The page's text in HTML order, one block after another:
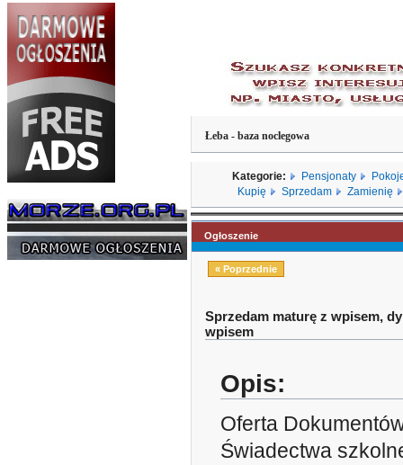
Łeba - baza noclegowa
Kategorie: Pensjonaty
Kupię
Sprzedam Zamienię
Ogłoszenie
« Poprzednie
Sprzedam maturę z wpisem,
wpisem
Opis:
Oferta
Świadectwa